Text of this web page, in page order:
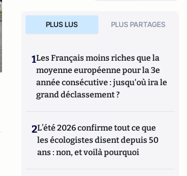
PLUS LUS PLUS PARTAGES
1Les Français moins riches que la
moyenne européenne pour la 3e
année consécutive : jusqu'où ira le
grand déclassement ?
2L’été 2026 confirme tout ce que
les écologistes disent depuis 50
ans : non, et voilà pourquoi